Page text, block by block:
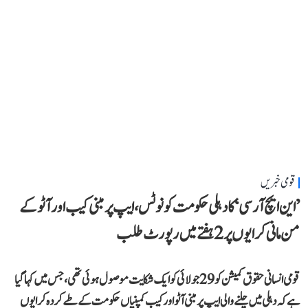
قومی خبریں
’این ایچ آر سی‘ کا دہلی حکومت کو نوٹس، ایپ پر مبنی کیب اور آٹو کے
من مانی کرایوں پر 2 ہفتے میں رپورٹ طلب
قومی انسانی حقوق کمیشن کو 29 جولائی کو ایک شکایت موصول ہوئی تھی، جس میں کہا گیا
ہے کہ دہلی میں چلنے والی ایپ پر مبنی آٹو اور کیب کمپنیاں حکومت کے طے کردہ کرایوں